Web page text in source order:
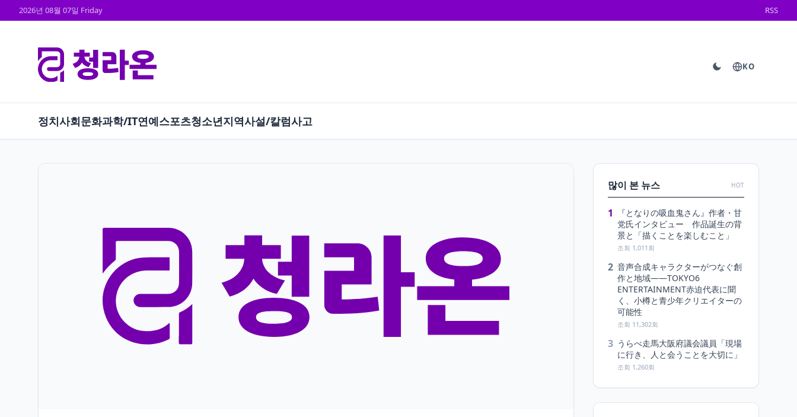
2026년 08월 07일 Friday RSS
KO
정치사회문화과학/IT연예스포츠청소년지역사설/칼럼사고
많이 본 뉴스 HOT
1
『となりの吸血鬼さん』作者・甘
党氏インタビュー 作品誕生の背
景と「描くことを楽しむこと」
조회 1,011회
2 音声合成キャラクターがつなぐ創
作と地域――TOKYO6
ENTERTAINMENT赤迫代表に聞
く、小樽と青少年クリエイターの
可能性
조회 11,302회
3 うらべ走馬大阪府議会議員「現場
に行き、人と会うことを大切に」
조회 1,260회